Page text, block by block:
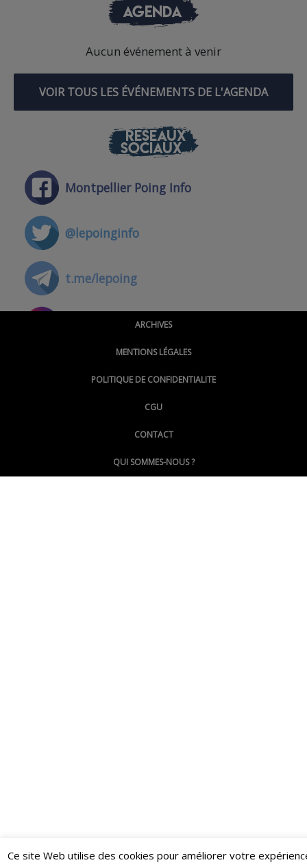
AGENDA
Aucun événement à venir
VOIR TOUS LES ÉVÉNEMENTS DE L'AGENDA
RÉSEAUX
SOCIAUX
Montpellier Poing Info
@lepoinginfo
t.me/lepoing
@montpellierpoinginfo
@LePoingMontpellier
ARCHIVES
MENTIONS LÉGALES
POLITIQUE DE CONFIDENTIALITE
CGU
CONTACT
QUI SOMMES-NOUS ?
Ce site Web utilise des cookies pour améliorer votre